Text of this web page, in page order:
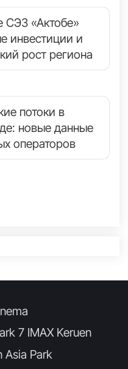
СЭЗ «Актобе»
инвестиции и
рост региона
потоки в
новые данные
операторов
7 IMAX Keruen
Asia Park